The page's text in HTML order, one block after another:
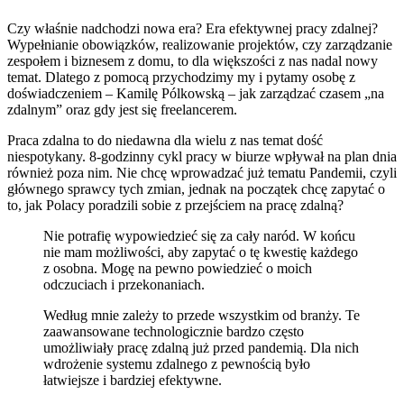
Czy właśnie nadchodzi nowa era? Era efektywnej pracy zdalnej?
Wypełnianie obowiązków, realizowanie projektów, czy zarządzanie
zespołem i biznesem z domu, to dla większości z nas nadal nowy
temat. Dlatego z pomocą przychodzimy my i pytamy osobę z
doświadczeniem – Kamilę Pólkowską – jak zarządzać czasem „na
zdalnym” oraz gdy jest się freelancerem.
Praca zdalna to do niedawna dla wielu z nas temat dość
niespotykany. 8-godzinny cykl pracy w biurze wpływał na plan dnia
również poza nim. Nie chcę wprowadzać już tematu Pandemii, czyli
głównego sprawcy tych zmian, jednak na początek chcę zapytać o
to, jak Polacy poradzili sobie z przejściem na pracę zdalną?
Nie potrafię wypowiedzieć się za cały naród. W końcu
nie mam możliwości, aby zapytać o tę kwestię każdego
z osobna. Mogę na pewno powiedzieć o moich
odczuciach i przekonaniach.
Według mnie zależy to przede wszystkim od branży. Te
zaawansowane technologicznie bardzo często
umożliwiały pracę zdalną już przed pandemią. Dla nich
wdrożenie systemu zdalnego z pewnością było
łatwiejsze i bardziej efektywne.